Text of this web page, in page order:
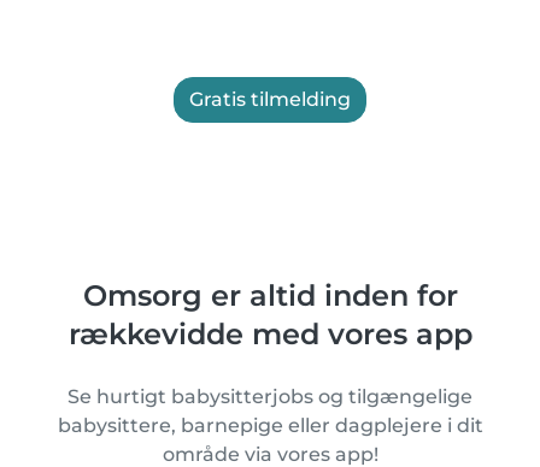
Gratis tilmelding
Omsorg er altid inden for
rækkevidde med vores app
Se hurtigt babysitterjobs og tilgængelige
babysittere, barnepige eller dagplejere i dit
område via vores app!